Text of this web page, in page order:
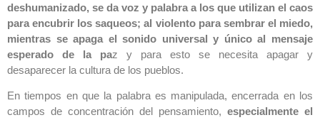
deshumanizado, se da voz y palabra a los que utilizan el caos
para encubrir los saqueos; al violento para sembrar el miedo,
mientras se apaga el sonido universal y único al mensaje
esperado de la paz y para esto se necesita apagar y
desaparecer la cultura de los pueblos.
En tiempos en que la palabra es manipulada, encerrada en los
campos de concentración del pensamiento, especialmente el